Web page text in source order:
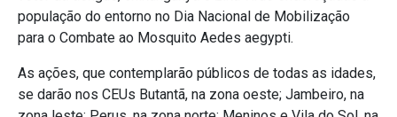
população do entorno no Dia Nacional de Mobilização
para o Combate ao Mosquito Aedes aegypti.
As ações, que contemplarão públicos de todas as idades,
se darão nos CEUs Butantã, na zona oeste; Jambeiro, na